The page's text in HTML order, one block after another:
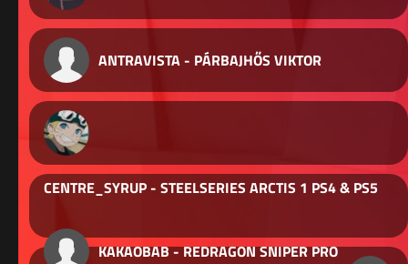
ANTRAVISTA - PÁRBAJHŐS VIKTOR
CENTRE_SYRUP - STEELSERIES ARCTIS 1 PS4 & PS5
KAKAOBAB - REDRAGON SNIPER PRO